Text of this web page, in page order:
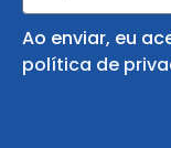
Ao enviar, eu
política de